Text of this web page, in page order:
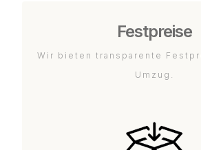
Festpreise
Wir bieten transparente
Umzug.